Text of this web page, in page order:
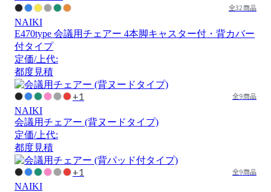
全32商品
NAIKI
E470type 会議用チェアー 4本脚キャスター付・背カバー
付タイプ
定価/上代:
都度見積
+1 全9商品
NAIKI
会議用チェアー (背ヌードタイプ)
定価/上代:
都度見積
+1 全9商品
NAIKI